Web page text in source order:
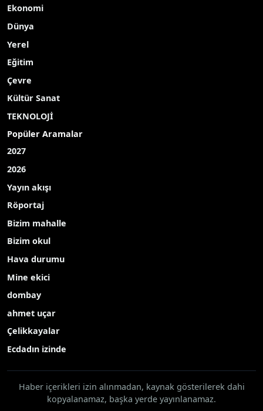
Ekonomi
Dünya
Yerel
Eğitim
Çevre
Kültür Sanat
TEKNOLOJİ
Popüler Aramalar
2027
2026
Yayın akışı
Röportaj
Bizim mahalle
Bizim okul
Hava durumu
Mine ekici
dombay
ahmet uçar
Çelikkayalar
Ecdadın izinde
Haber içerikleri izin alınmadan, kaynak gösterilerek dahi
kopyalanamaz, başka yerde yayınlanamaz.